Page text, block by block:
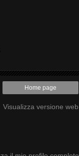
Home page
Visualizza versione web